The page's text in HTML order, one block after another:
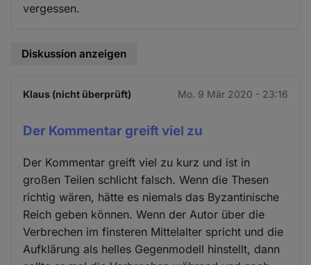
vergessen.
Diskussion anzeigen
Klaus (nicht überprüft) Mo. 9 Mär 2020 - 23:16
Der Kommentar greift viel zu
Der Kommentar greift viel zu kurz und ist in
großen Teilen schlicht falsch. Wenn die Thesen
richtig wären, hätte es niemals das Byzantinische
Reich geben können. Wenn der Autor über die
Verbrechen im finsteren Mittelalter spricht und die
Aufklärung als helles Gegenmodell hinstellt, dann